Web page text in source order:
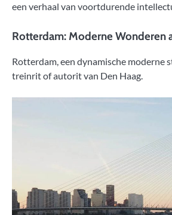
een verhaal van voortdurende
Rotterdam: Moderne Wonderen
Rotterdam, een dynamische moderne
treinrit of autorit van Den Haag.